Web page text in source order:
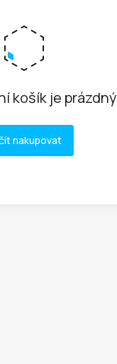
košík je prázdný
nakupovat